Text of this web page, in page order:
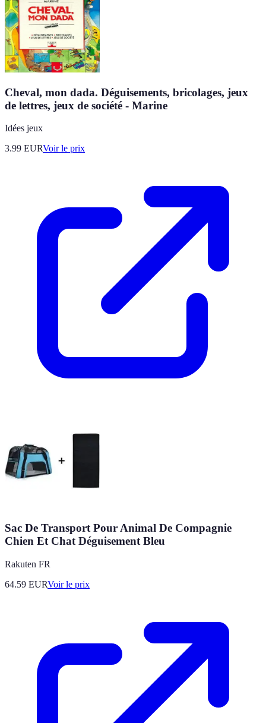
Cheval, mon dada. Déguisements, bricolages, jeux
de lettres, jeux de société - Marine
Idées jeux
3.99 EURVoir le prix
Sac De Transport Pour Animal De Compagnie
Chien Et Chat Déguisement Bleu
Rakuten FR
64.59 EURVoir le prix